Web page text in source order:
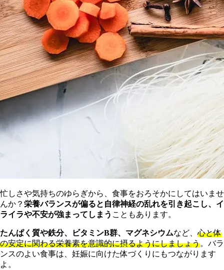
忙しさや気持ちのゆらぎから、食事をおろそかにしてはいませ
んか？ 栄養バランスが偏ると自律神経の乱れを引き起こし、イ
ライラや不安が強まってしまう こともあります。
たんぱく質や鉄分、ビタミンB群、マグネシウムなど、 心と体
の安定に関わる栄養素を意識的に摂るようにしましょう。バラ
ンスのよい食事は、妊娠に向けた体づくりにもつながります
よ。